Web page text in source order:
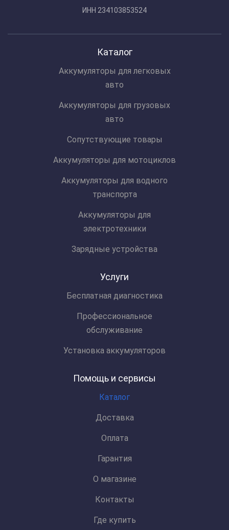
ИНН 234103853524
Каталог
Аккумуляторы для легковых
авто
Аккумуляторы для грузовых
авто
Сопутствующие товары
Аккумуляторы для мотоциклов
Аккумуляторы для водного
транспорта
Аккумуляторы для
электротехники
Зарядные устройства
Услуги
Бесплатная диагностика
Профессиональное
обслуживание
Установка аккумуляторов
Помощь и сервисы
Каталог
Доставка
Оплата
Гарантия
О магазине
Контакты
Где купить